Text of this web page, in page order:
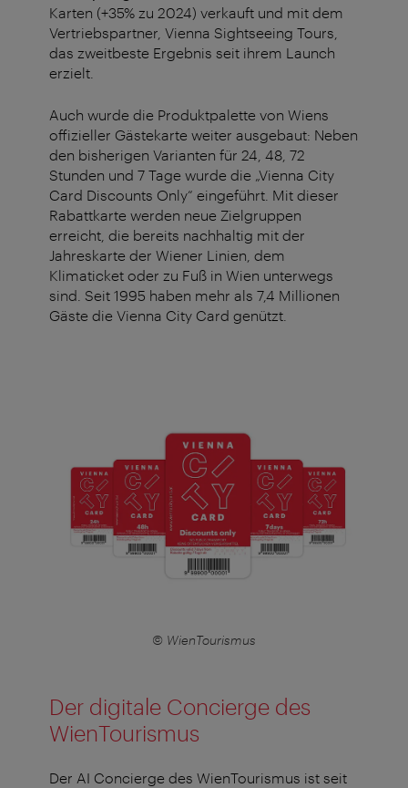
Karten (+35% zu 2024) verkauft und mit dem
Vertriebspartner, Vienna Sightseeing Tours,
das zweitbeste Ergebnis seit ihrem Launch
erzielt.
Auch wurde die Produktpalette von Wiens
offizieller Gästekarte weiter ausgebaut: Neben
den bisherigen Varianten für 24, 48, 72
Stunden und 7 Tage wurde die „Vienna City
Card Discounts Only“ eingeführt. Mit dieser
Rabattkarte werden neue Zielgruppen
erreicht, die bereits nachhaltig mit der
Jahreskarte der Wiener Linien, dem
Klimaticket oder zu Fuß in Wien unterwegs
sind. Seit 1995 haben mehr als 7,4 Millionen
Gäste die Vienna City Card genützt.
© WienTourismus
Der digitale Concierge des
WienTourismus
Der AI Concierge des WienTourismus ist seit